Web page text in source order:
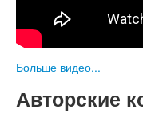
Больше видео...
Авторские